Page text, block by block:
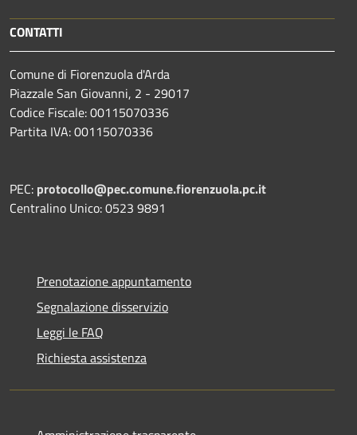
CONTATTI
Comune di Fiorenzuola d'Arda
Piazzale San Giovanni, 2 - 29017
Codice Fiscale: 00115070336
Partita IVA: 00115070336
PEC: protocollo@pec.comune.fiorenzuola.pc.it
Centralino Unico: 0523 9891
Prenotazione appuntamento
Segnalazione disservizio
Leggi le FAQ
Richiesta assistenza